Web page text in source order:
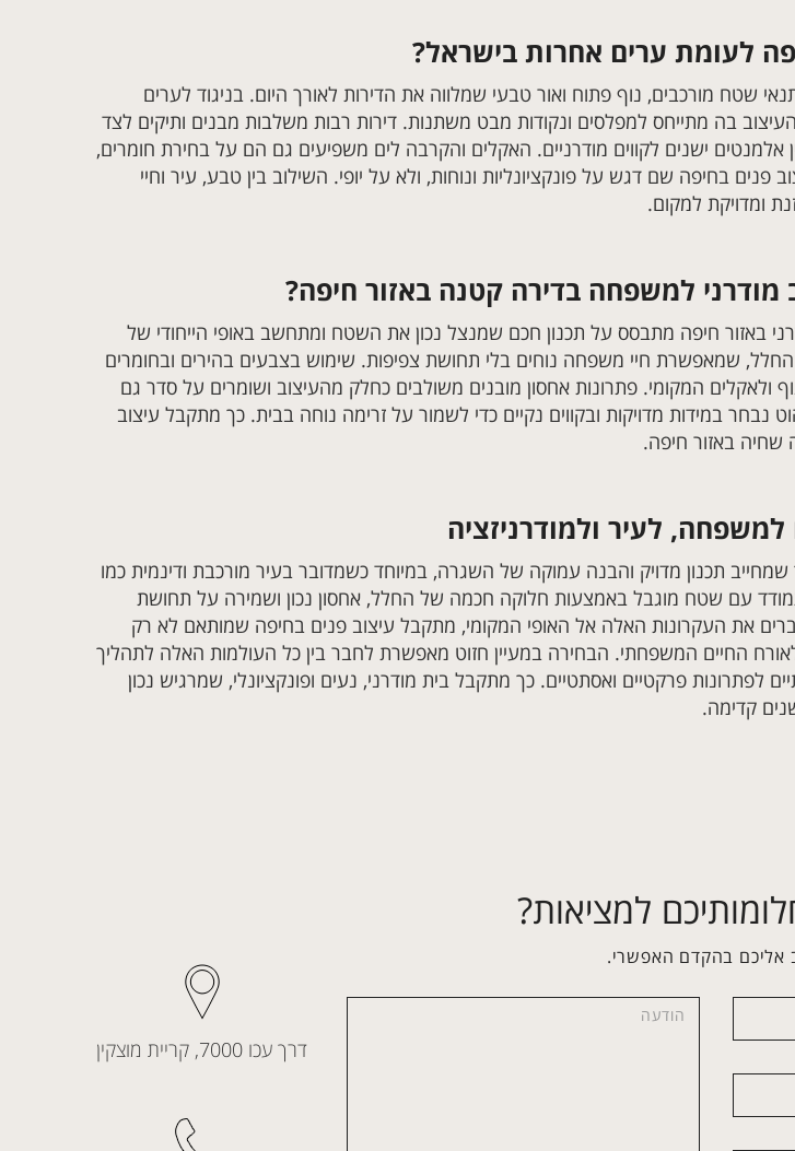
לעומת ערים אחרות בישראל?
שטח מורכבים, נוף פתוח ואור טבעי שמלווה את הדירות לאורך היום. בניגוד לערים
העיצוב בה מתייחס למפלסים ונקודות מבט משתנות. דירות רבות משלבות מבנים ותיקים לצד
אלמנטים ישנים לקווים מודרניים. האקלים והקרבה לים משפיעים גם הם על בחירת חומרים,
פנים בחיפה שם דגש על פונקציונליות ונוחות, ולא על יופי. השילוב בין טבע, עיר וחיי
ומדויקת למקום.
מודרני למשפחה בדירה קטנה באזור חיפה?
באזור חיפה מתבסס על תכנון חכם שמנצל נכון את השטח ומתחשב באופי הייחודי של
שמאפשרת חיי משפחה נוחים בלי תחושת צפיפות. שימוש בצבעים בהירים ובחומרים
ולאקלים המקומי. פתרונות אחסון מובנים משולבים כחלק מהעיצוב ושומרים על סדר גם
במידות מדויקות ובקווים נקיים כדי לשמור על זרימה נוחה בבית. כך מתקבל עיצוב
שחיה באזור חיפה.
לעיר ולמודרניזציה
תכנון מדויק והבנה עמוקה של השגרה, במיוחד כשמדובר בעיר מורכבת ודינמית כמו
עם שטח מוגבל באמצעות חלוקה חכמה של החלל, אחסון נכון ושמירה על תחושת
את העקרונות האלה אל האופי המקומי, מתקבל עיצוב פנים בחיפה שמותאם לא רק
החיים המשפחתי. הבחירה במעיין חזוט מאפשרת לחבר בין כל העולמות האלה לתהליך
לפתרונות פרקטיים ואסתטיים. כך מתקבל בית מודרני, נעים ופונקציונלי, שמרגיש נכון
קדימה.
למציאות?
אליכם בהקדם האפשרי.
דרך עכו 7000, קריית מוצקין